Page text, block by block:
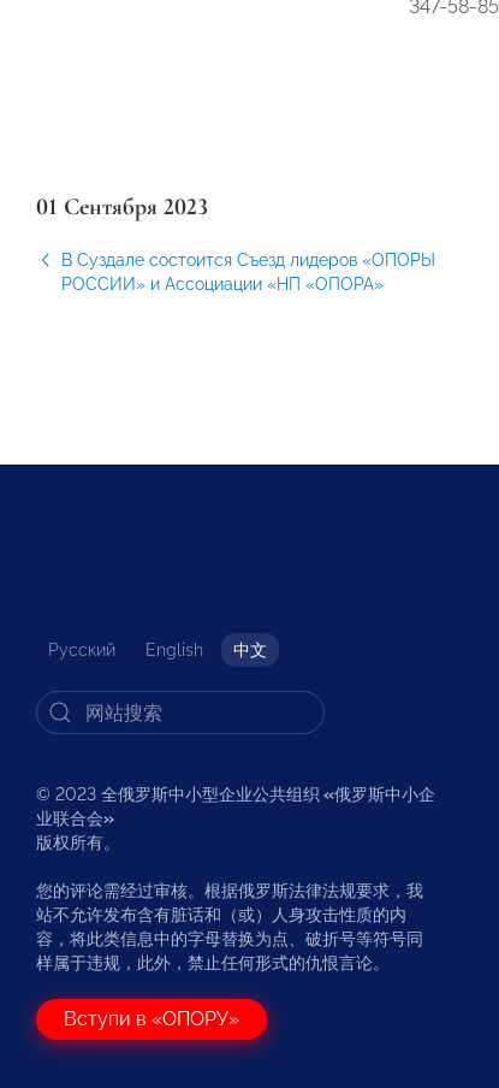
347-58-
01 Сентября 2023
В Суздале состоится Съезд лидеров «ОПОРЫ
РОССИИ» и Ассоциации «НП «ОПОРА»
Русский English 中文
© 2023 全俄罗斯中小型企业公共组织 «俄罗斯中小企
业联合会»
版权所有。
您的评论需经过审核。根据俄罗斯法律法规要求，我
站不允许发布含有脏话和（或）人身攻击性质的内
容，将此类信息中的字母替换为点、破折号等符号同
样属于违规，此外，禁止任何形式的仇恨言论。
Вступи в «ОПОРУ»